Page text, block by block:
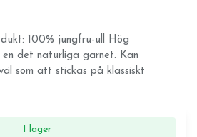
100% jungfru-ull Hög
en det naturliga garnet. Kan
som att stickas på klassiskt
I lager